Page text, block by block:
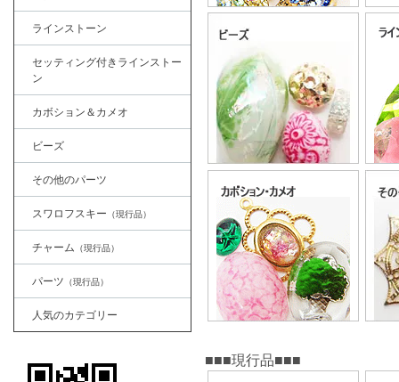
■■■現行品■■■
ラインストーン
セッティング付きラインストー
ン
カボション＆カメオ
ビーズ
その他のパーツ
スワロフスキー （現行品）
チャーム （現行品）
パーツ （現行品）
人気のカテゴリー